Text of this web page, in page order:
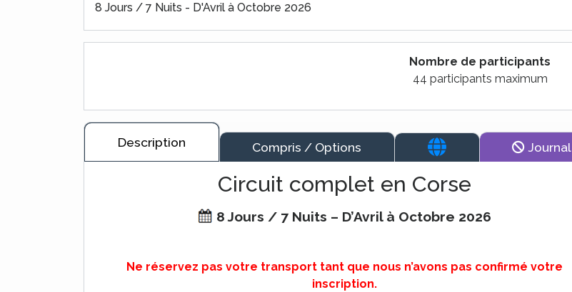
8 Jours / 7 Nuits - D'Avril à Octobre 2026
Nombre de participants
44 participants maximum
Description Compris / Options Journal
Circuit complet en Corse
8 Jours / 7 Nuits – D’Avril à Octobre 2026
Ne réservez pas votre transport tant que nous n’avons pas confirmé votre
inscription.